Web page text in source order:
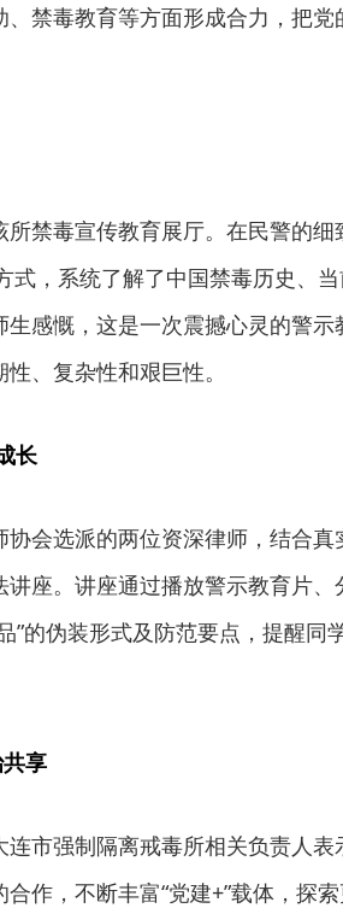
禁毒教育等方面形成合力，把党
禁毒宣传教育展厅。在民警的细
式，系统了解了中国禁毒历史、
感慨，这是一次震撼心灵的警示
、复杂性和艰巨性。
长
会选派的两位资深律师，结合真
座。讲座通过播放警示教育片、
”的伪装形式及防范要点，提醒同
享
市强制隔离戒毒所相关负责人表
作，不断丰富“党建+”载体，探